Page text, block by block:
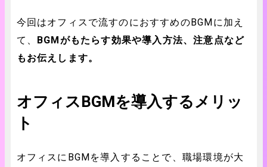
今回はオフィスで流すのにおすすめのBGMに加え
て、 BGMがもたらす効果や導入方法、注意点など
もお伝えします。
オフィスBGMを導入するメリッ
ト
オフィスにBGMを導入することで、職場環境が大